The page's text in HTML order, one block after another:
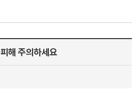
해 주의하세요